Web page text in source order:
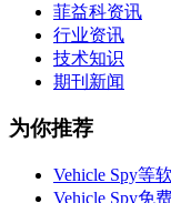
菲益科资讯
行业资讯
技术知识
期刊新闻
为你推荐
Vehicle Spy等
Vehicle Spy免